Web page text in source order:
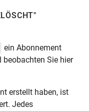
ein Abonnement
beobachten Sie hier
erstellt haben, ist
Jedes